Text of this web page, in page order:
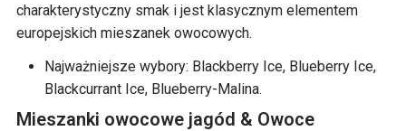
charakterystyczny smak i jest klasycznym elementem
europejskich mieszanek owocowych.
Najważniejsze wybory: Blackberry Ice, Blueberry Ice,
Blackcurrant Ice, Blueberry-Malina.
Mieszanki owocowe jagód & Owoce